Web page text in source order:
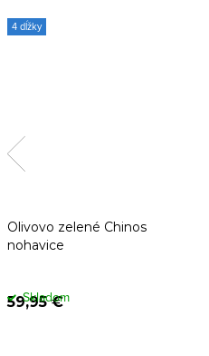
4 dĺžky
Olivovo zelené Chinos
nohavice
59,95 €
Skladom